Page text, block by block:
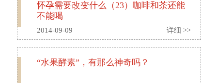
怀孕需要改变什么（23）咖啡和茶还能
不能喝
2014-09-09 详细 >>
“水果酵素”，有那么神奇吗？